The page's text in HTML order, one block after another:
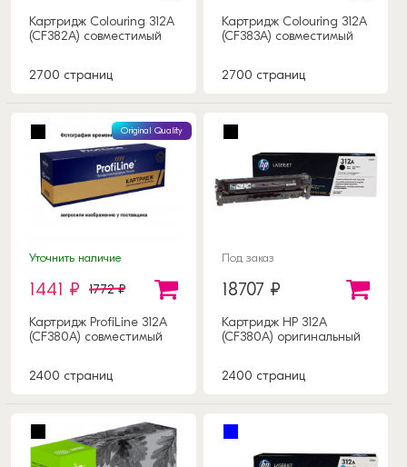
Картридж Colouring 312A
(CF382A) совместимый
2700 страниц
Картридж Colouring 312A
(CF383A) совместимый
2700 страниц
Original Quality
Уточнить наличие
1441 ₽ 1772 ₽
Картридж ProfiLine 312A
(CF380A) совместимый
2400 страниц
Под заказ
18707 ₽
Картридж HP 312A
(CF380A) оригинальный
2400 страниц